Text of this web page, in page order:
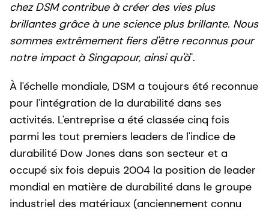
chez DSM contribue à créer des vies plus
brillantes grâce à une science plus brillante. Nous
sommes extrêmement fiers d'être reconnus pour
notre impact à Singapour, ainsi qu'à".
À l'échelle mondiale, DSM a toujours été reconnue
pour l'intégration de la durabilité dans ses
activités. L'entreprise a été classée cinq fois
parmi les tout premiers leaders de l'indice de
durabilité Dow Jones dans son secteur et a
occupé six fois depuis 2004 la position de leader
mondial en matière de durabilité dans le groupe
industriel des matériaux (anciennement connu